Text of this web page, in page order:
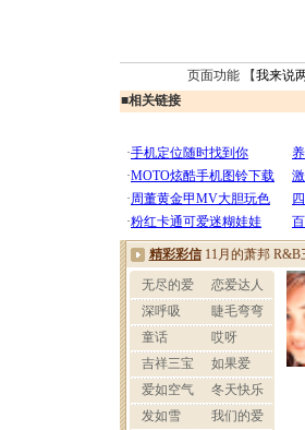
页面功能 【我来说
■相关链接